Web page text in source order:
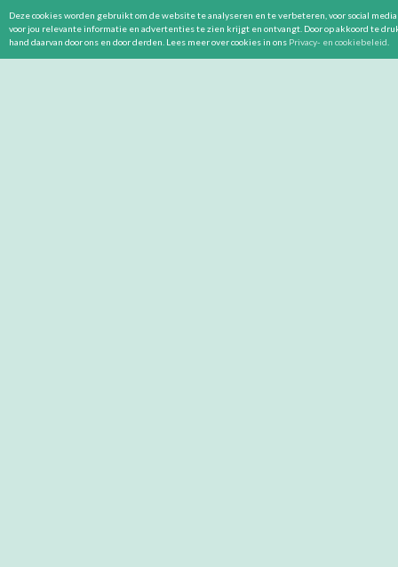
Deze cookies worden gebruikt om de website te analyseren en te verbeteren, voor social
voor jou relevante informatie en advertenties te zien krijgt en ontvangt. Door op akkoord te
hand daarvan door ons en door derden. Lees meer over cookies in ons Privacy- en cookiebeleid